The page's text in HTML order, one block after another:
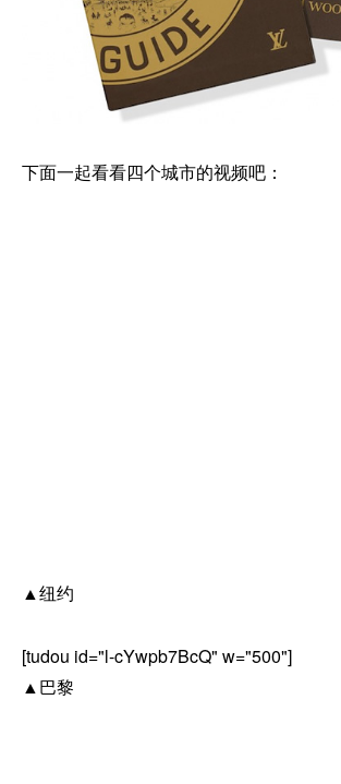
下面一起看看四个城市的视频吧：
▲纽约
[tudou id="l-cYwpb7BcQ" w="500"]
▲巴黎